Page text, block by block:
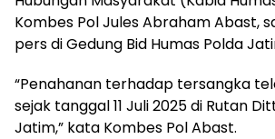
Kombes Pol Jules Abraham Abast,
pers di Gedung Bid Humas Polda
“Penahanan terhadap tersangka
sejak tanggal 11 Juli 2025 di Rutan
Jatim,” kata Kombes Pol Abast.